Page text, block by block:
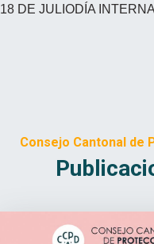
18 DE JULIODÍA
Consejo Cantonal de